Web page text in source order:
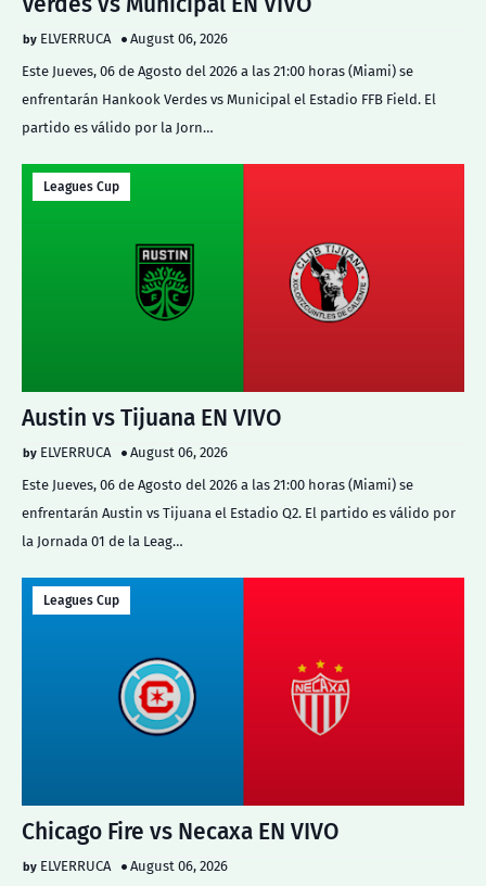
ELVERRUCA
August 06, 2026
Este Jueves, 06 de Agosto del 2026 a las 21:00 horas (Miami) se
enfrentarán Hankook Verdes vs Municipal el Estadio FFB Field. El
partido es válido por la Jorn…
Leagues Cup
Austin vs Tijuana EN VIVO
ELVERRUCA
August 06, 2026
Este Jueves, 06 de Agosto del 2026 a las 21:00 horas (Miami) se
enfrentarán Austin vs Tijuana el Estadio Q2. El partido es válido por
la Jornada 01 de la Leag…
Leagues Cup
Chicago Fire vs Necaxa EN VIVO
ELVERRUCA
August 06, 2026